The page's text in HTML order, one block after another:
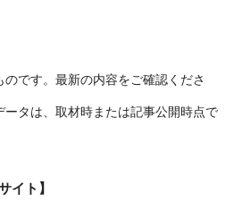
です。最新の内容をご確認くださ
タは、取材時または記事公開時点で
イト】